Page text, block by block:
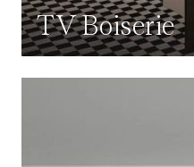
TV Boiserie